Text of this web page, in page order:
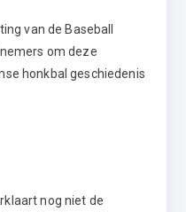
van de Baseball
om deze
honkbal geschiedenis
nog niet de